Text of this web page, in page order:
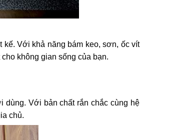
kế. Với khả năng bám keo, sơn, ốc vít
không gian sống của bạn.
dùng. Với bản chất rắn chắc cùng hệ
chủ.